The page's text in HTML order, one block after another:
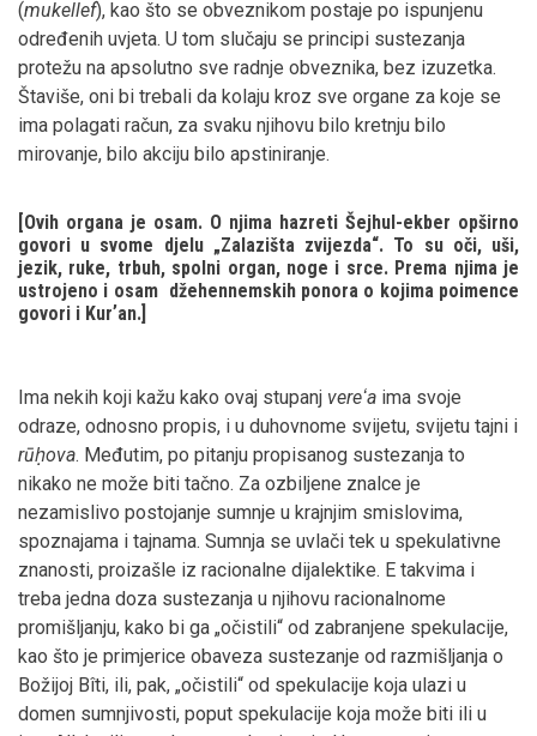
(mukellef), kao što se obveznikom postaje po ispunjenu
određenih uvjeta. U tom slučaju se principi sustezanja
protežu na apsolutno sve radnje obveznika, bez izuzetka.
Štaviše, oni bi trebali da kolaju kroz sve organe za koje se
ima polagati račun, za svaku njihovu bilo kretnju bilo
mirovanje, bilo akciju bilo apstiniranje.
[Ovih organa je osam. O njima hazreti Šejhul-ekber opširno
govori u svome djelu „Zalazišta zvijezda“. To su oči, uši,
jezik, ruke, trbuh, spolni organ, noge i srce. Prema njima je
ustrojeno i osam džehennemskih ponora o kojima poimence
govori i Kurʼan.]
Ima nekih koji kažu kako ovaj stupanj vereʻa ima svoje
odraze, odnosno propis, i u duhovnome svijetu, svijetu tajni i
rūḥova. Međutim, po pitanju propisanog sustezanja to
nikako ne može biti tačno. Za ozbiljene znalce je
nezamislivo postojanje sumnje u krajnjim smislovima,
spoznajama i tajnama. Sumnja se uvlači tek u spekulativne
znanosti, proizašle iz racionalne dijalektike. E takvima i
treba jedna doza sustezanja u njihovu racionalnome
promišljanju, kako bi ga „očistili“ od zabranjene spekulacije,
kao što je primjerice obaveza sustezanje od razmišljanja o
Božijoj Bîti, ili, pak, „očistili“ od spekulacije koja ulazi u
domen sumnjivosti, poput spekulacije koja može biti ili u